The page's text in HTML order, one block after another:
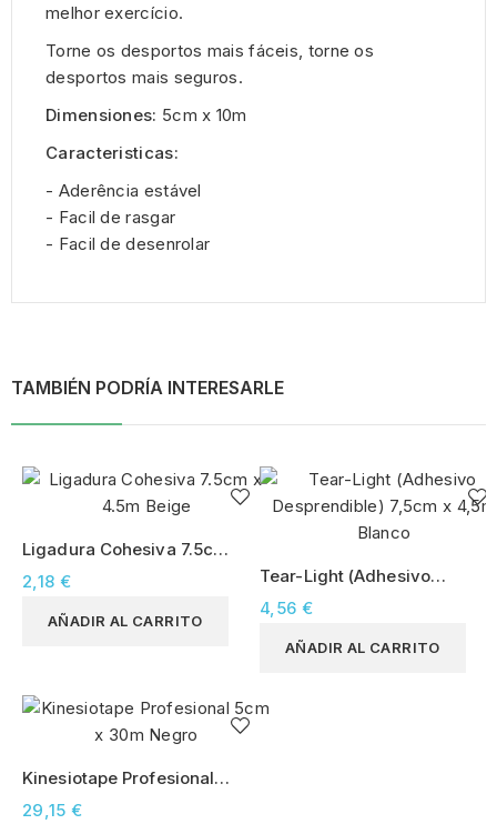
melhor exercício.
Torne os desportos mais fáceis, torne os
desportos mais seguros.
Dimensiones: 5cm x 10m
Caracteristicas:
- Aderência estável
- Facil de rasgar
- Facil de desenrolar
TAMBIÉN PODRÍA INTERESARLE
Ligadura Cohesiva 7.5cm
x 4.5m Beige
2,18 €
AÑADIR AL CARRITO
Tear-Light (Adhesivo
Desprendible) 7,5cm x
4,56 €
AÑADIR AL CARRITO
Kinesiotape Profesional
5cm x 30m Negro
29,15 €